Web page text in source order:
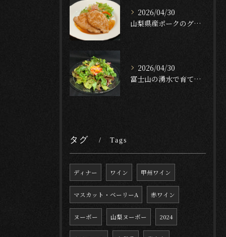
2026/04/30
山梨県産ポークのグリル — ガーリック・テリヤキ・ソース🐖🔥...
2026/04/30
富士山の湧水で育てたクレソンのサラダ🥬✨[English f...
タグ Tags
ディナー ワイン 甲州ワイン
マスカット・ベーリーA 赤ワイン
ヌーボー 山梨ヌーボー 2024